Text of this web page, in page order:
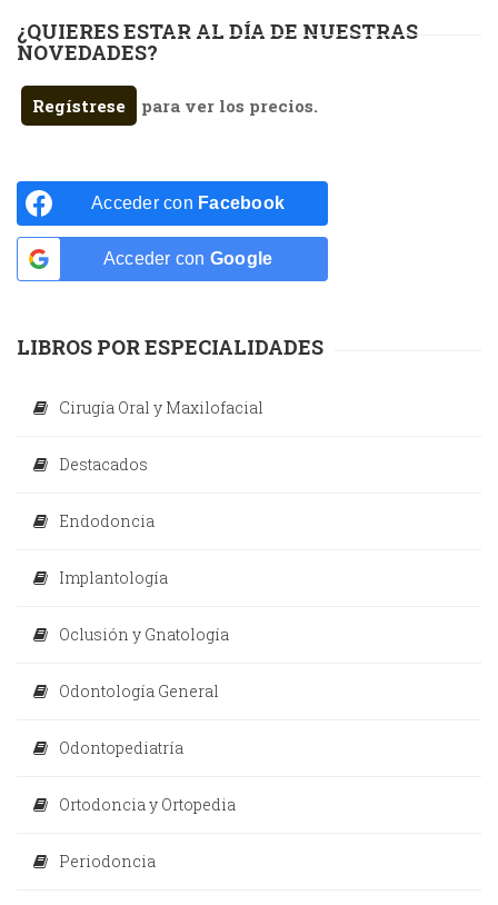
¿QUIERES ESTAR AL DÍA DE NUESTRAS
NOVEDADES?
Regístrese para ver los precios.
Acceder con Facebook
Acceder con Google
LIBROS POR ESPECIALIDADES
Cirugía Oral y Maxilofacial
Destacados
Endodoncia
Implantología
Oclusión y Gnatología
Odontología General
Odontopediatría
Ortodoncia y Ortopedia
Periodoncia